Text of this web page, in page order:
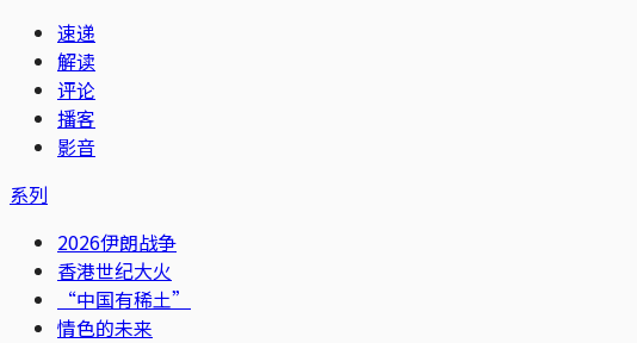
速递
解读
评论
播客
影音
系列
2026伊朗战争
香港世纪大火
“中国有稀土”
情色的未来